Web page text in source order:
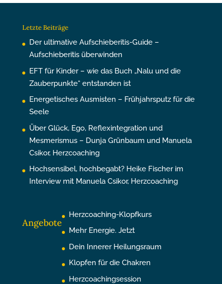
Letzte Beiträge
Der ultimative Aufschieberitis-Guide –
Aufschieberitis überwinden
EFT für Kinder – wie das Buch „Nalu und die
Zauberpunkte“ entstanden ist
Energetisches Ausmisten – Frühjahrsputz für die
Seele
Über Glück, Ego, Reflexintegration und
Mesmerismus – Dunja Grünbaum und Manuela
Csikor, Herzcoaching
Hochsensibel, hochbegabt? Heike Fischer im
Interview mit Manuela Csikor, Herzcoaching
Angebote
Herzcoaching-Klopfkurs
Mehr Energie. Jetzt
Dein Innerer Heilungsraum
Klopfen für die Chakren
Herzcoachingsession